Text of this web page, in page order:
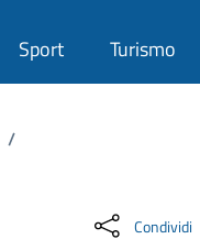
Sport Turismo
/
Condividi